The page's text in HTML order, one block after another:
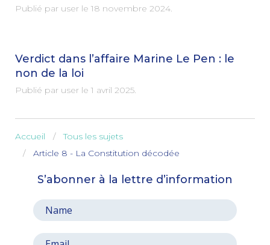
Publié par user le 18 novembre 2024.
Verdict dans l’affaire Marine Le Pen : le
non de la loi
Publié par user le 1 avril 2025.
Accueil
Tous les sujets
Article 8 - La Constitution décodée
S’abonner à la lettre d’information